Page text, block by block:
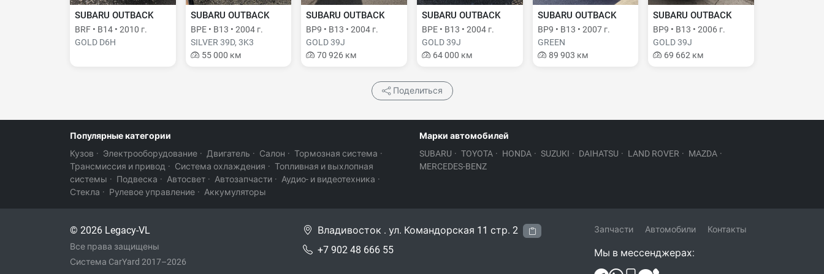
SUBARU OUTBACK
BRF • B14 • 2010 г.
GOLD D6H
SUBARU OUTBACK
BPE • B13 • 2004 г.
SILVER 39D, 3K3
55 000 км
SUBARU OUTBACK
BP9 • B13 • 2004 г.
GOLD 39J
70 926 км
SUBARU OUTBACK
BPE • B13 • 2004 г.
GOLD 39J
64 000 км
SUBARU OUTBACK
BP9 • B13 • 2007 г.
GREEN
89 903 км
SUBARU OUTBACK
BP9 • B13 • 2006 г.
GOLD 39J
69 662 км
Поделиться
Популярные категории
Кузов · Электрооборудование · Двигатель · Салон · Тормозная система ·
Трансмиссия и привод · Система охлаждения · Топливная и выхлопная
системы · Подвеска · Автосвет · Автозапчасти · Аудио- и видеотехника ·
Стекла · Рулевое управление · Аккумуляторы
Марки автомобилей
SUBARU · TOYOTA · HONDA · SUZUKI · DAIHATSU · LAND ROVER · MAZDA ·
MERCEDES-BENZ
© 2026 Legacy-VL
Все права защищены
Система CarYard 2017–2026
Владивосток . ул. Командорская 11 стр. 2
+7 902 48 666 55
Запчасти Автомобили Контакты
Мы в мессенджерах: